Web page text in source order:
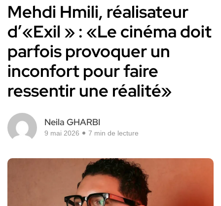
Mehdi Hmili, réalisateur
d’«Exil » : «Le cinéma doit
parfois provoquer un
inconfort pour faire
ressentir une réalité»
Neila GHARBI
9 mai 2026 7 min de lecture